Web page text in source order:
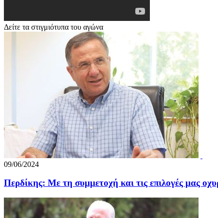
Δείτε τα στιγμιότυπα του αγώνα
09/06/2024
Περδίκης: Με τη συμμετοχή και τις επιλογές μας